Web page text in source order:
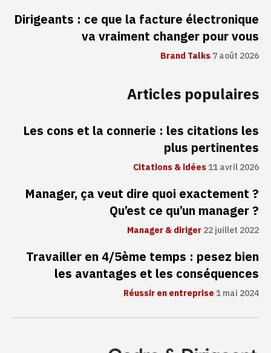
Dirigeants : ce que la facture électronique
va vraiment changer pour vous
Brand Talks7 août 2026
Articles populaires
Les cons et la connerie : les citations les
plus pertinentes
Citations & idées11 avril 2026
Manager, ça veut dire quoi exactement ?
Qu’est ce qu’un manager ?
Manager & diriger22 juillet 2022
Travailler en 4/5ème temps : pesez bien
les avantages et les conséquences
Réussir en entreprise1 mai 2024